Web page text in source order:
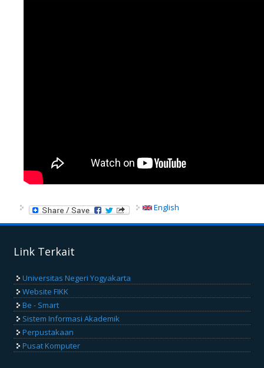
English
Link Terkait
Universitas Negeri Yogyakarta
Website FIKK
Be - Smart
Sistem Informasi Akademik
Perpustakaan
Pusat Komputer